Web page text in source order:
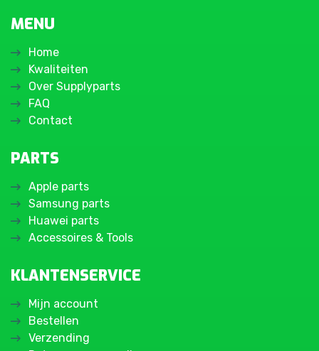
MENU
Home
Kwaliteiten
Over Supplyparts
FAQ
Contact
PARTS
Apple parts
Samsung parts
Huawei parts
Accessoires & Tools
KLANTENSERVICE
Mijn account
Bestellen
Verzending